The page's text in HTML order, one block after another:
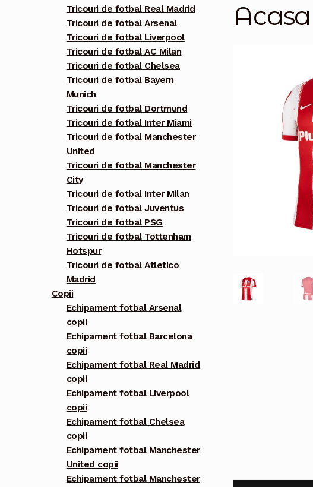
Tricouri de fotbal Real Madrid
Tricouri de fotbal Arsenal
Tricouri de fotbal Liverpool
Tricouri de fotbal AC Milan
Tricouri de fotbal Chelsea
Tricouri de fotbal Bayern
Munich
Tricouri de fotbal Dortmund
Tricouri de fotbal Inter Miami
Tricouri de fotbal Manchester
United
Tricouri de fotbal Manchester
City
Tricouri de fotbal Inter Milan
Tricouri de fotbal Juventus
Tricouri de fotbal PSG
Tricouri de fotbal Tottenham
Hotspur
Tricouri de fotbal Atletico
Madrid
Copii
Echipament fotbal Arsenal
copii
Echipament fotbal Barcelona
copii
Echipament fotbal Real Madrid
copii
Echipament fotbal Liverpool
copii
Echipament fotbal Chelsea
copii
Echipament fotbal Manchester
United copii
Echipament fotbal Manchester